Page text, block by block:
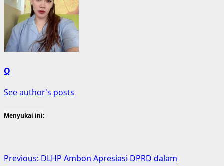
Q
See author's posts
Menyukai ini:
Post
Previous: DLHP Ambon Apresiasi DPRD dalam